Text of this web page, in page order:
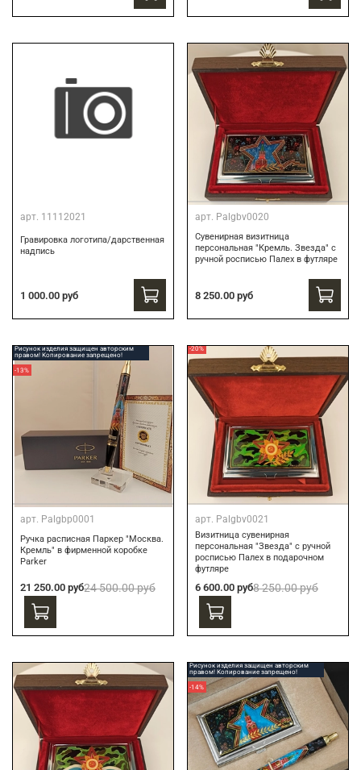
арт. 11112021
Гравировка логотипа/дарственная
надпись
1 000.00 руб
арт. Palgbv0020
Сувенирная визитница
персональная "Кремль. Звезда" с
ручной росписью Палех в футляре
8 250.00 руб
Рисунок изделия защищен авторским
правом! Копирование запрещено!
-13%
арт. Palgbp0001
Ручка расписная Паркер "Москва.
Кремль" в фирменной коробке
Parker
21 250.00 руб24 500.00 руб
-20%
арт. Palgbv0021
Визитница сувенирная
персональная "Звезда" с ручной
росписью Палех в подарочном
футляре
6 600.00 руб8 250.00 руб
Рисунок изделия защищен авторским
правом! Копирование запрещено!
-14%